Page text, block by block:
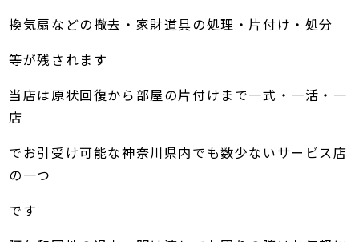
換気扇などの撤去・家財道具の処理・片付け・処分
等が残されます
当店は原状回復から部屋の片付けまで一式・一活・一
店
でお引受け可能な神奈川県内でも数少ないサービス店
の一つ
です